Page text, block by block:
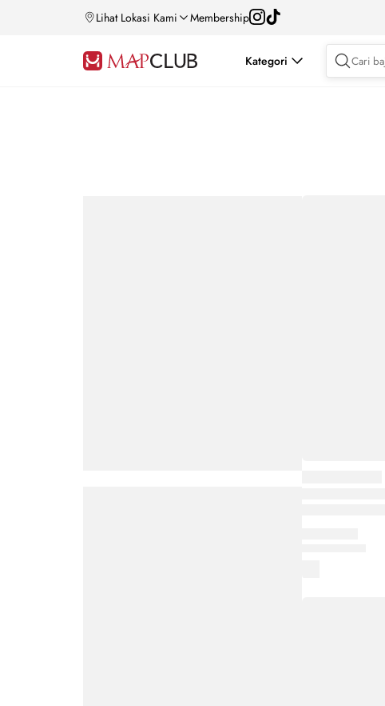
Lihat Lokasi Kami Membership
Kategori